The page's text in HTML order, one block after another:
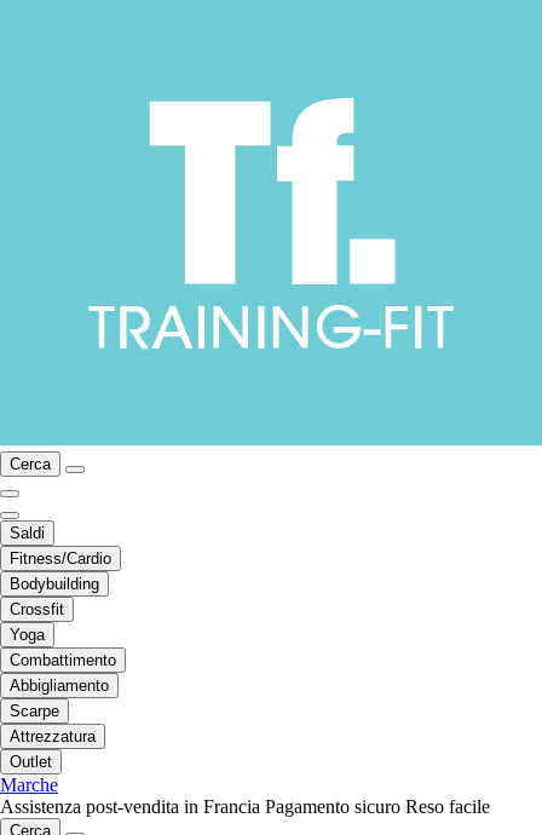
Cerca
Saldi
Fitness/Cardio
Bodybuilding
Crossfit
Yoga
Combattimento
Abbigliamento
Scarpe
Attrezzatura
Outlet
Marche
Assistenza post-vendita in Francia Pagamento sicuro Reso facile
Cerca